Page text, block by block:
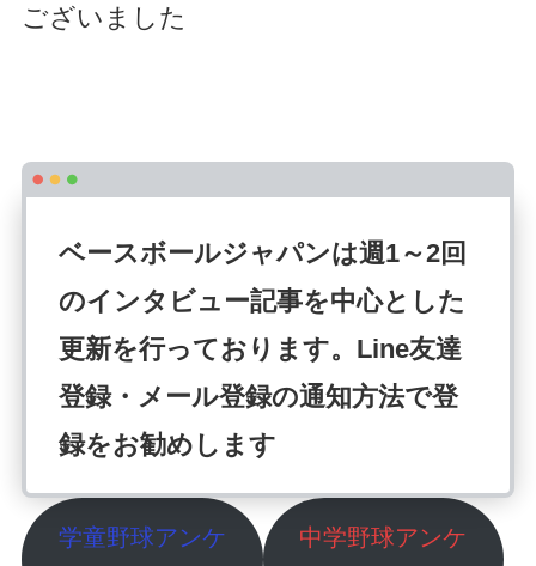
ございました
ベースボールジャパンは週1～2回
のインタビュー記事を中心とした
更新を行っております。Line友達
登録・メール登録の通知方法で登
録をお勧めします
学童野球アンケ
中学野球アンケ